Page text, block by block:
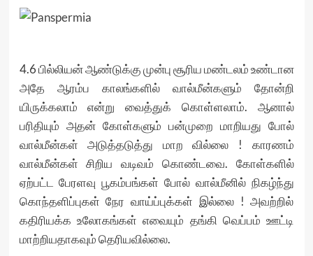
4.6 பில்லியன் ஆண்டுக்கு முன்பு சூரிய மண்டலம் உண்டான
அதே ஆரம்ப காலங்களில் வால்மீன்களும் தோன்றி
யிருக்கலாம் என்று வைத்துக் கொள்ளலாம். ஆனால்
பரிதியும் அதன் கோள்களும் பன்முறை மாறியது போல்
வால்மீன்கள் அடுத்தடுத்து மாற வில்லை ! காரணம்
வால்மீன்கள் சிறிய வடிவம் கொண்டவை. கோள்களில்
ஏற்பட்ட பேரளவு பூகம்பங்கள் போல் வால்மீனில் நிகழ்ந்து
கொந்தளிப்புகள் நேர வாய்ப்புக்கள் இல்லை ! அவற்றில்
கதிரியக்க உலோகங்கள் எவையும் தங்கி வெப்பம் ஊட்டி
மாற்றியதாகவும் தெரியவில்லை.